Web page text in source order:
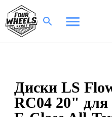
Диски LS
RC04 20" для